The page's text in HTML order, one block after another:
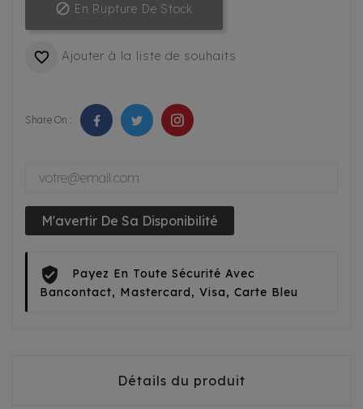
 En Rupture De Stock
 Ajouter à la liste de souhaits
Share On :
M'avertir De Sa Disponibilité
Payez En Toute Sécurité Avec
Bancontact, Mastercard, Visa, Carte Bleu
Détails du produit